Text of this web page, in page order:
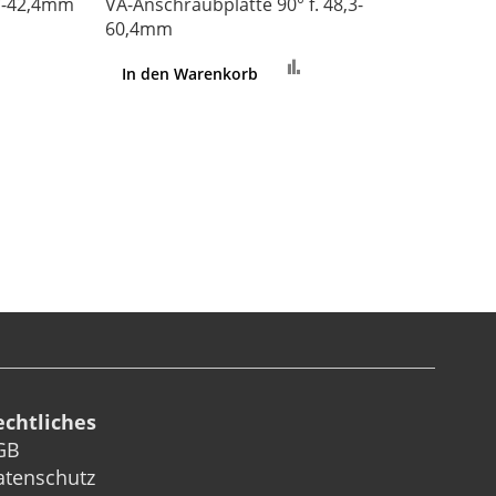
60,4mm
In den Warenkorb